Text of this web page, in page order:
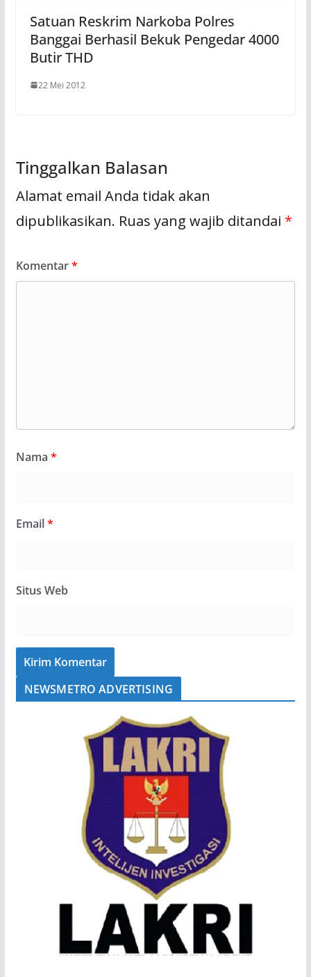
Satuan Reskrim Narkoba Polres
Banggai Berhasil Bekuk Pengedar 4000
Butir THD
22 Mei 2012
Tinggalkan Balasan
Alamat email Anda tidak akan
dipublikasikan. Ruas yang wajib ditandai *
Komentar*
Nama *
Email*
Situs Web
NEWSMETRO ADVERTISING